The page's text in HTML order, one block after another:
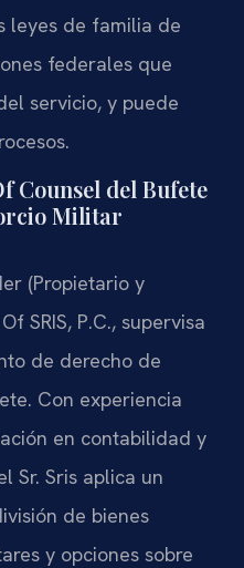
leyes de familia de
federales que
servicio, y puede
Counsel del Bufete
Militar
(Propietario y
SRIS, P.C., supervisa
de derecho de
Con experiencia
en contabilidad y
Sr. Sris aplica un
de bienes
y opciones sobre